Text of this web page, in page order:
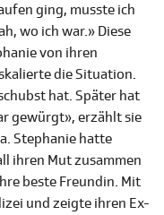
ging, musste ich
wo ich war.» Diese
von ihren
die Situation.
hat. Später hat
gewürgt», erzählt sie
Stephanie hatte
ihren Mut zusammen
beste Freundin. Mit
und zeigte ihren Ex-